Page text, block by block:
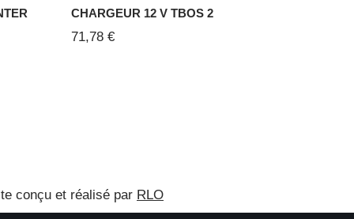
CHARGEUR 12 V TBOS 2
71,78€
conçu et réalisé par RLO